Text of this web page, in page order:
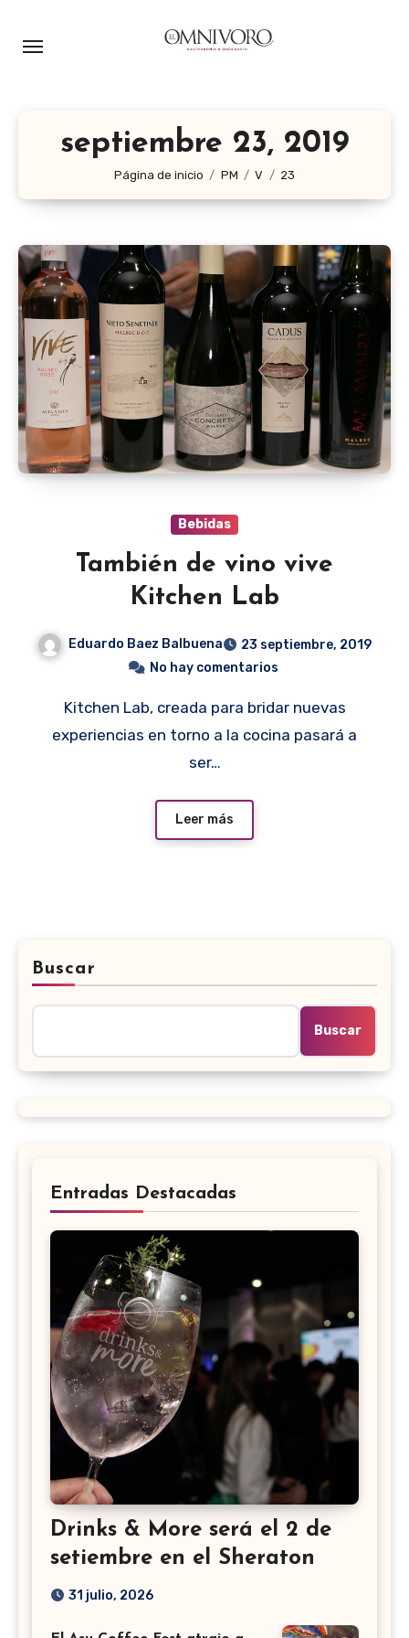
septiembre 23, 2019
Página de inicio PM V 23
Bebidas
También de vino vive
Kitchen Lab
Eduardo Baez Balbuena
23 septiembre, 2019
No hay comentarios
Kitchen Lab, creada para bridar nuevas
experiencias en torno a la cocina pasará a
ser…
Leer más
Buscar
Buscar
Entradas Destacadas
Drinks & More será el 2 de
setiembre en el Sheraton
31 julio, 2026